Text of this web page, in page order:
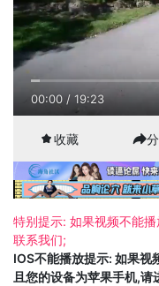
00:00 / 19:23
收藏
特别提示: 如果视频不能
联系我们;
IOS不能播放提示: 如果视
且您的设备为苹果手机,请